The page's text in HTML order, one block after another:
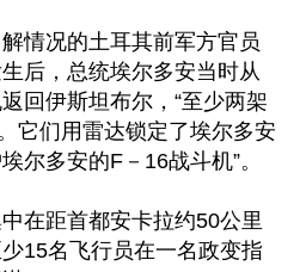
情况的土耳其前军方官员
后，总统埃尔多安当时从
回伊斯坦布尔，“至少两架
它们用雷达锁定了埃尔多安
尔多安的F－16战斗机”。
在距首都安卡拉约50公里
15名飞行员在一名政变指